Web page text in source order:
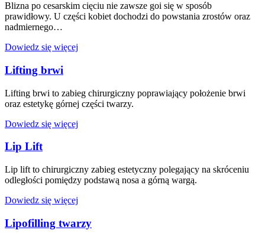
Blizna po cesarskim cięciu nie zawsze goi się w sposób
prawidłowy. U części kobiet dochodzi do powstania zrostów oraz
nadmiernego…
Dowiedz się więcej
Lifting brwi
Lifting brwi to zabieg chirurgiczny poprawiający położenie brwi
oraz estetykę górnej części twarzy.
Dowiedz się więcej
Lip Lift
Lip lift to chirurgiczny zabieg estetyczny polegający na skróceniu
odległości pomiędzy podstawą nosa a górną wargą.
Dowiedz się więcej
Lipofilling twarzy